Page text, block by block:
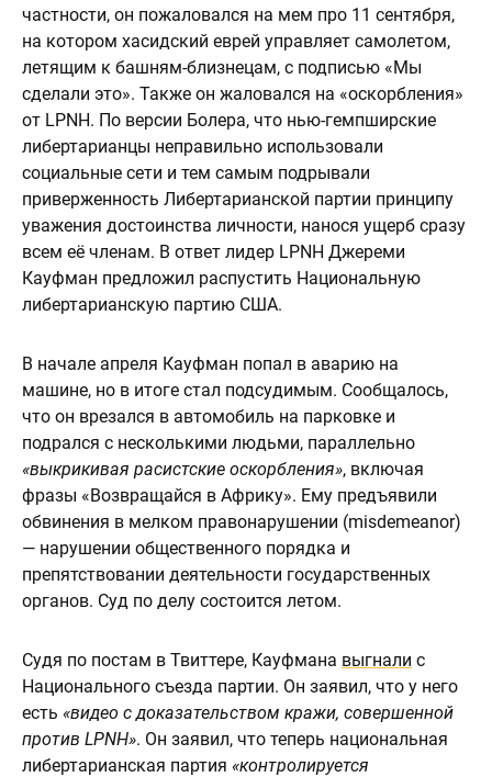
частности, он пожаловался на мем про 11 сентября,
на котором хасидский еврей управляет самолетом,
летящим к башням-близнецам, с подписью «Мы
сделали это». Также он жаловался на «оскорбления»
от LPNH. По версии Болера, что нью-гемпширские
либертарианцы неправильно использовали
социальные сети и тем самым подрывали
приверженность Либертарианской партии принципу
уважения достоинства личности, нанося ущерб сразу
всем её членам. В ответ лидер LPNH Джереми
Кауфман предложил распустить Национальную
либертарианскую партию США.
В начале апреля Кауфман попал в аварию на
машине, но в итоге стал подсудимым. Сообщалось,
что он врезался в автомобиль на парковке и
подрался с несколькими людьми, параллельно
«выкрикивая расистские оскорбления», включая
фразы «Возвращайся в Африку». Ему предъявили
обвинения в мелком правонарушении (misdemeanor)
— нарушении общественного порядка и
препятствовании деятельности государственных
органов. Суд по делу состоится летом.
Судя по постам в Твиттере, Кауфмана выгнали с
Национального съезда партии. Он заявил, что у него
есть «видео с доказательством кражи, совершенной
против LPNH». Он заявил, что теперь национальная
либертарианская партия «контролируется